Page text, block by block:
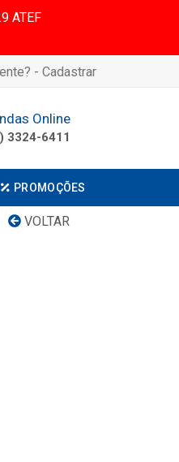
ATEF
- Cadastrar
Online
3324-6411
PROMOÇÕES
VOLTAR